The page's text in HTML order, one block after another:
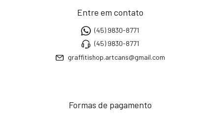
Entre em contato
(45) 9830-8771
(45) 9830-8771
graffitishop.artcans@gmail.com
Formas de pagamento